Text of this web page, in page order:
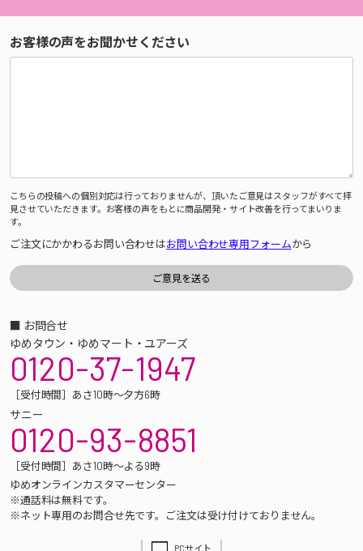
お客様の声をお聞かせください
こちらの投稿への個別対応は行っておりませんが、頂いたご意見はスタッフがすべて拝
見させていただきます。お客様の声をもとに商品開発・サイト改善を行ってまいりま
す。
ご注文にかかわるお問い合わせはお問い合わせ専用フォームから
■ お問合せ
ゆめタウン・ゆめマート・ユアーズ
0120-37-1947
［受付時間］あさ10時～夕方6時
サニー
0120-93-8851
［受付時間］あさ10時～よる9時
ゆめオンラインカスタマーセンター
※通話料は無料です。
※ネット専用のお問合せ先です。ご注文は受け付けておりません。
PCサイト